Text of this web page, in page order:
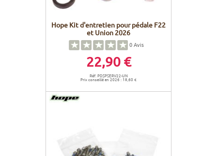
Hope Kit d'entretien pour pédale F22
et Union 2026
0Avis
22,90 €
Réf. PDSPSERV22-UN
Prix conseillé en 2026 : 18,60 €